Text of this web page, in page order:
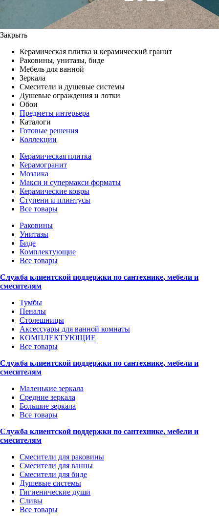
Закрыть
Керамическая плитка и керамический гранит
Раковины, унитазы, биде
Мебель для ванной
Зеркала
Смесители и душевые системы
Душевые ограждения и лотки
Обои
Предметы интерьера
Каталоги
Готовые решения
Коллекции
Керамическая плитка
Керамогранит
Мозаика
Макси и супермакси форматы
Керамические ковры
Ступени и плинтусы
Все товары
Раковины
Унитазы
Биде
Комплектующие
Все товары
Служба клиентской поддержки по сантехнике, мебели и
смесителям
Тумбы
Пеналы
Столешницы
Аксессуары для ванной комнаты
КОМПЛЕКТУЮЩИЕ
Все товары
Служба клиентской поддержки по сантехнике, мебели и
смесителям
Маленькие зеркала
Средние зеркала
Большие зеркала
Все товары
Служба клиентской поддержки по сантехнике, мебели и
смесителям
Смесители для раковины
Смесители для ванны
Смесители для биде
Душевые системы
Гигиенические души
Сливы
Все товары